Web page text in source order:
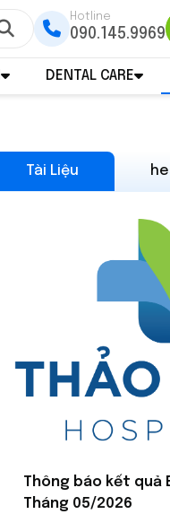
Hotline
090.145.9969
DENTAL CARE
Tài Liệu
Thông báo kết quả
Tháng 05/2026